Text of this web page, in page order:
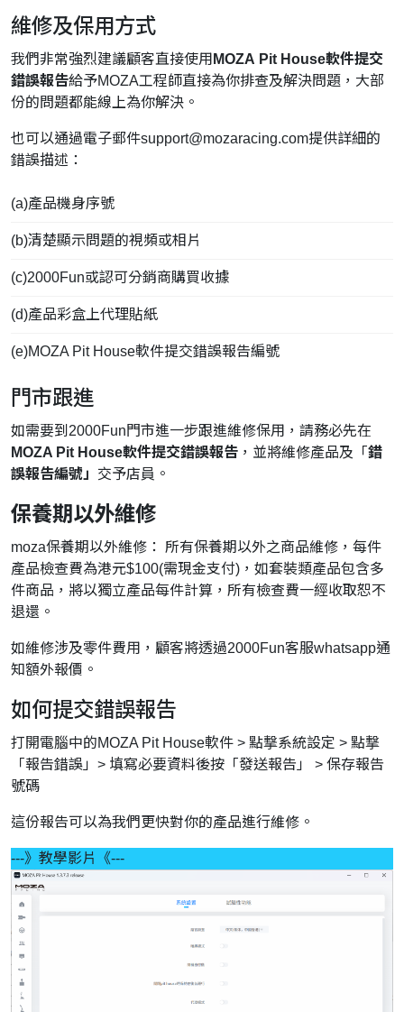
維修及保用方式
我們非常強烈建議顧客直接使用 MOZA Pit House軟件提交
錯誤報告給予MOZA工程師直接為你排查及解決問題，大部
份的問題都能線上為你解決。
也可以通過電子郵件support@mozaracing.com提供詳細的
錯誤描述：
(a)產品機身序號
(b)清楚顯示問題的視頻或相片
(c)2000Fun或認可分銷商購買收據
(d)產品彩盒上代理貼紙
(e)MOZA Pit House軟件提交錯誤報告編號
門市跟進
如需要到2000Fun門市進一步跟進維修保用，請務必先在
MOZA Pit House軟件提交錯誤報告 ，並將維修產品及「 錯
誤報告編號」 交予店員。
保養期以外維修
moza保養期以外維修： 所有保養期以外之商品維修，每件
產品檢查費為港元$100(需現金支付)，如套裝類產品包含多
件商品，將以獨立產品每件計算，所有檢查費一經收取恕不
退還。
如維修涉及零件費用，顧客將透過2000Fun客服whatsapp通
知額外報價。
如何提交錯誤報告
打開電腦中的MOZA Pit House軟件 > 點撃系統設定 > 點撃
「報告錯誤」> 填寫必要資料後按「發送報告」 > 保存報告
號碼
這份報告可以為我們更快對你的產品進行維修。
---》教學影片《---